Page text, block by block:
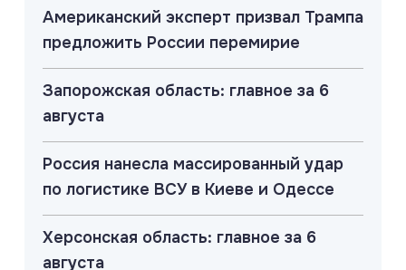
Американский эксперт призвал Трампа
предложить России перемирие
Запорожская область: главное за 6
августа
Россия нанесла массированный удар
по логистике ВСУ в Киеве и Одессе
Херсонская область: главное за 6
августа